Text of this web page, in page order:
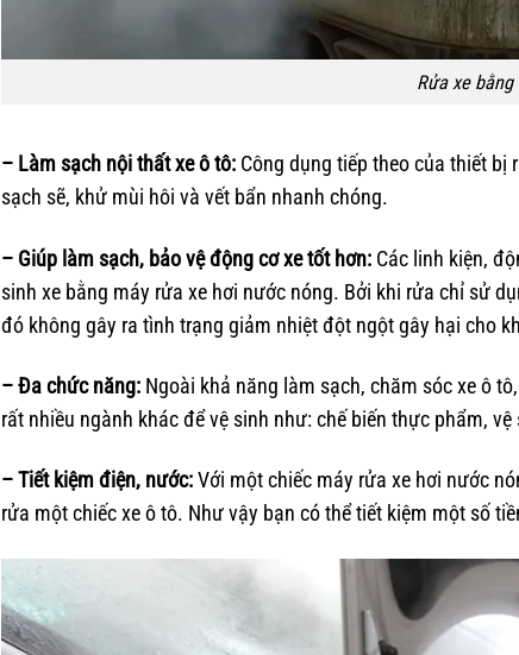
Rửa xe
– Làm sạch nội thất xe ô tô: Công dụng tiếp theo của thiết
sạch sẽ, khử mùi hôi và vết bẩn nhanh chóng.
– Giúp làm sạch, bảo vệ động cơ xe tốt hơn: Các linh kiện,
sinh xe bằng máy rửa xe hơi nước nóng. Bởi khi rửa chỉ sử
đó không gây ra tình trạng giảm nhiệt đột ngột gây hại cho
– Đa chức năng: Ngoài khả năng làm sạch, chăm sóc xe ô
rất nhiều ngành khác để vệ sinh như: chế biến thực phẩm,
– Tiết kiệm điện, nước:Với một chiếc máy rửa xe hơi nước
rửa một chiếc xe ô tô. Như vậy bạn có thể tiết kiệm một số